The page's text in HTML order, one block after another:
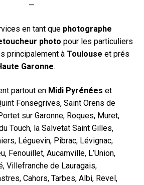
—
en tant que photographe
photo pour les particuliers
principalement à Toulouse et prés
Garonne.
partout en Midi Pyrénées et
Fonsegrives, Saint Orens de
sur Garonne, Roques, Muret,
Touch, la Salvetat Saint Gilles,
Léguevin, Pibrac, Lévignac,
Fenouillet, Aucamville, L’Union,
Villefranche de Lauragais,
Cahors, Tarbes, Albi, Revel,